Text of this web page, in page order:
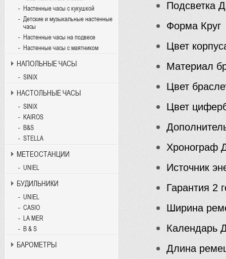
Подсветка
Форма Круг
Цвет
Материал
Цвет
Цвет
Хронограф
Источник
Гарантия 2
Ширина
Календарь
Длина
Настенные часы с кукушкой
Детские и музыкальные настенные
часы
Настенные часы на подвесе
Настенные часы с маятником
НАПОЛЬНЫЕ ЧАСЫ
SINIX
НАСТОЛЬНЫЕ ЧАСЫ
SINIX
KAIROS
B&S
STELLA
МЕТЕОСТАНЦИИ
UNIEL
БУДИЛЬНИКИ
UNIEL
CASIO
LA MER
B & S
БАРОМЕТРЫ